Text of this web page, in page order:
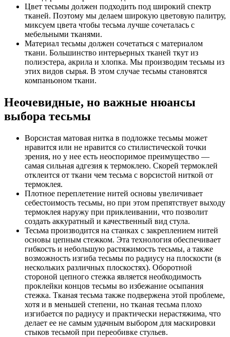
Цвет тесьмы должен подходить под широкий спектр
тканей. Поэтому мы делаем широкую цветовую палитру,
миксуем цвета чтобы тесьма лучше сочеталась с
мебельными тканями.
Материал тесьмы должен сочетаться с материалом
ткани. Большинство интерьерных тканей ткут из
полиэстера, акрила и хлопка. Мы производим тесьмы из
этих видов сырья. В этом случае тесьмы становятся
компаньоном ткани.
Неочевидные, но важные нюансы
выбора тесьмы
Ворсистая матовая нитка в подложке тесьмы может
нравится или не нравится со стилистической точки
зрения, но у нее есть неоспоримое преимущество —
самая сильная адгезия к термоклею. Скорей термоклей
отклеится от ткани чем тесьма с ворсистой ниткой от
термоклея.
Плотное переплетение нитей основы увеличивает
себестоимость тесьмы, но при этом препятствует выходу
термоклея наружу при приклеивании, что позволит
создать аккуратный и качественный вид стула.
Тесьма производится на станках с закреплением нитей
основы цепным стежком. Эта технология обеспечивает
гибкость и небольшую растяжимость тесьмы, а также
возможность изгиба тесьмы по радиусу на плоскости (в
нескольких различных плоскостях). Оборотной
стороной цепного стежка является необходимость
проклейки концов тесьмы во избежание осыпания
стежка. Тканая тесьма также подвержена этой проблеме,
хотя и в меньшей степени, но тканая тесьма плохо
изгибается по радиусу и практически нерастяжима, что
делает ее не самым удачным выбором для маскировки
стыков тесьмой при переобивке стульев.